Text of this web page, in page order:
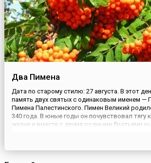
Два Пимена
Дата по старому стилю: 27 августа. В этот
память двух святых с одинаковым именем —
Пимена Палестинского. Пимен Великий
340 года. В юные годы он почувствовал тягу
жизни и вместе с двумя родными братьями